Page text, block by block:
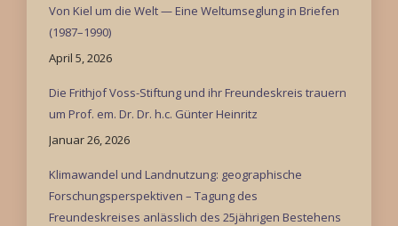
Von Kiel um die Welt — Eine Weltumseglung in Briefen
(1987–1990)
April 5, 2026
Die Frithjof Voss-Stiftung und ihr Freundeskreis trauern
um Prof. em. Dr. Dr. h.c. Günter Heinritz
Januar 26, 2026
Klimawandel und Landnutzung: geographische
Forschungsperspektiven – Tagung des
Freundeskreises anlässlich des 25jährigen Bestehens